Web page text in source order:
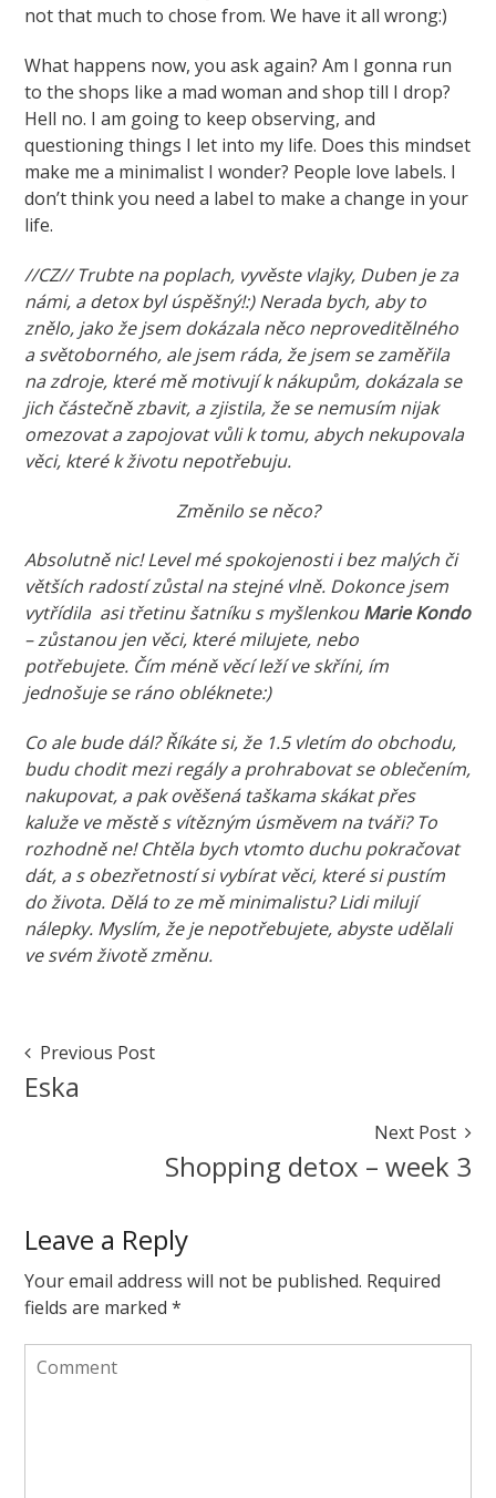
not that much to chose from. We have it all wrong:)
What happens now, you ask again? Am I gonna run
to the shops like a mad woman and shop till I drop?
Hell no. I am going to keep observing, and
questioning things I let into my life. Does this mindset
make me a minimalist I wonder? People love labels. I
don’t think you need a label to make a change in your
life.
//CZ// Trubte na poplach, vyvěste vlajky, Duben je za
námi, a detox byl úspěšný!:) Nerada bych, aby to
znělo, jako že jsem dokázala něco neproveditělného
a světoborného, ale jsem ráda, že jsem se zaměřila
na zdroje, které mě motivují k nákupům, dokázala se
jich částečně zbavit, a zjistila, že se nemusím nijak
omezovat a zapojovat vůli k tomu, abych nekupovala
věci, které k životu nepotřebuju.
Změnilo se něco?
Absolutně nic! Level mé spokojenosti i bez malých či
větších radostí zůstal na stejné vlně. Dokonce jsem
vytřídila asi třetinu šatníku s myšlenkouMarie Kondo
– zůstanou jen věci, které milujete, nebo
potřebujete. Čím méně věcí leží ve skříni, ím
jednošuje se ráno obléknete:)
Co ale bude dál? Říkáte si, že 1.5 vletím do obchodu,
budu chodit mezi regály a prohrabovat se oblečením,
nakupovat, a pak ověšená taškama skákat přes
kaluže ve městě s vítězným úsměvem na tváři? To
rozhodně ne! Chtěla bych vtomto duchu pokračovat
dát, a s obezřetností si vybírat věci, které si pustím
do života. Dělá to ze mě minimalistu? Lidi milují
nálepky. Myslím, že je nepotřebujete, abyste udělali
ve svém životě změnu.
–
final
2017
Post
Navigation
Previous Post
Eska
Next Post
Shopping detox – week 3
Leave a Reply
Your email address will not be published. Required
fields are marked*